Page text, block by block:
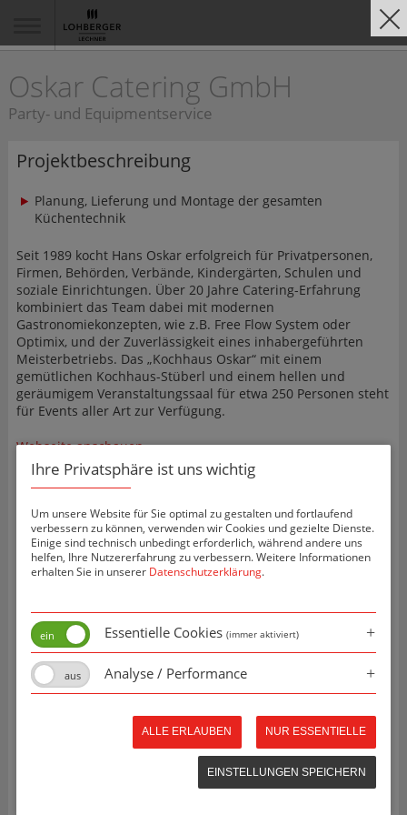
Oskar Catering GmbH
Party- und Equipmentservice
Projektbeschreibung
Planung, Lieferung und Montage der gesamten
Küchentechnik
Seit 1989 kocht Hans Oskar erfolgreich für Privatpersonen,
Firmen, Behörden, Verbände, Kindergärten, Schulen und
soziale Einrichtungen. Über 20 Jahre Catering-Erfahrung
kombiniert das Team dabei mit modernen
Gastronomiekonzepten, wie z.B. Free Flow System oder
Optimix, und der Zuverlässigkeit eines inhabergeführten
Meisterbetriebs. Das „Kochhaus Oskar“ mit einem
gemütlichen Kochhaus-Stüberl und einem hellen und
geräumigem Veranstaltungssaal für etwa 250 Personen steht
für Events aller Art zur Verfügung.
Webseite anschauen
Projektbilder
Ihre Privatsphäre ist uns wichtig
Um unsere Website für Sie optimal zu gestalten und fortlaufend
verbessern zu können, verwenden wir Cookies und gezielte Dienste.
Einige sind technisch unbedingt erforderlich, während andere uns
helfen, Ihre Nutzererfahrung zu verbessern. Weitere Informationen
erhalten Sie in unserer Datenschutzerklärung.
ALLE ERLAUBEN NUR ESSENTIELLE
EINSTELLUNGEN SPEICHERN
Essentielle Cookies (immer aktiviert)
Analyse / Performance